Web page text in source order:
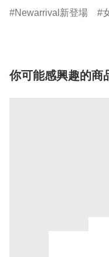
Newarrival新登場
你可能感興趣的商